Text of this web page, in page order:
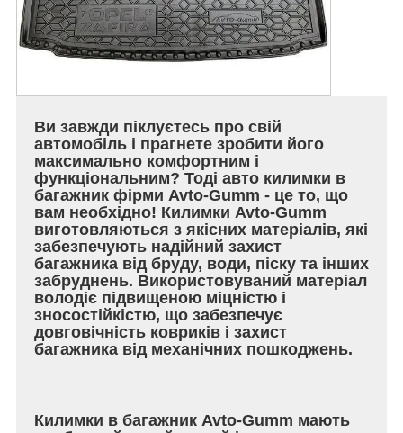
Ви завжди піклуєтесь про свій
автомобіль і прагнете зробити його
максимально комфортним і
функціональним? Тоді авто килимки в
багажник фірми Avto-Gumm - це то, що
вам необхідно! Килимки Avto-Gumm
виготовляються з якісних матеріалів, які
забезпечують надійний захист
багажника від бруду, води, піску та інших
забруднень. Використовуваний матеріал
володіє підвищеною міцністю і
зносостійкістю, що забезпечує
довговічність ковриків і захист
багажника від механічних пошкоджень.
Килимки в багажник Avto-Gumm мають